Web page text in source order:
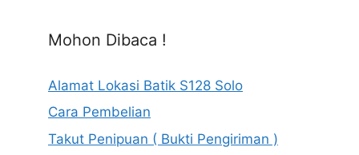
Mohon Dibaca !
Alamat Lokasi Batik S128 Solo
Cara Pembelian
Takut Penipuan ( Bukti Pengiriman )